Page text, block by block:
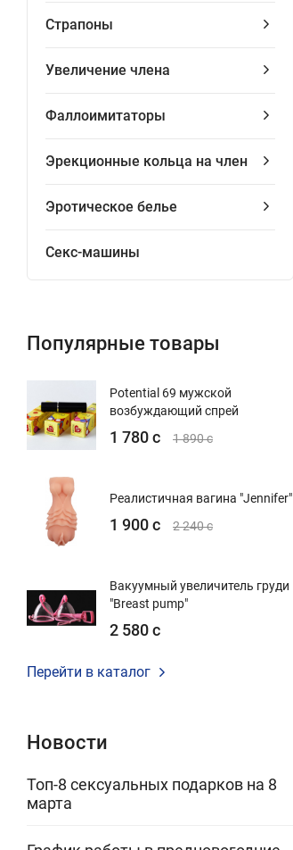
Страпоны
Увеличение члена
Фаллоимитаторы
Эрекционные кольца на член
Эротическое белье
Секс-машины
Популярные товары
Potential 69 мужской
возбуждающий спрей
1 780 с 1 890 с
Реалистичная вагина "Jennifer"
1 900 с 2 240 с
Вакуумный увеличитель груди
"Breast pump"
2 580 с
Перейти в каталог
Новости
Топ-8 сексуальных подарков на 8
марта